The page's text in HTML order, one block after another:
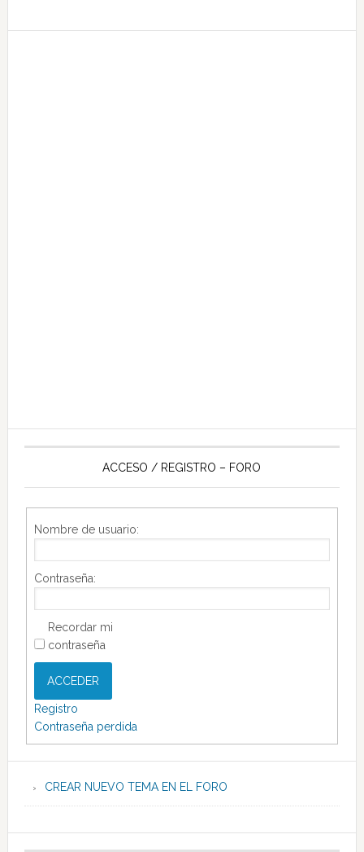
ACCESO / REGISTRO – FORO
Nombre de usuario:
Contraseña:
Recordar mi
contraseña
ACCEDER
Registro
Contraseña perdida
CREAR NUEVO TEMA EN EL FORO